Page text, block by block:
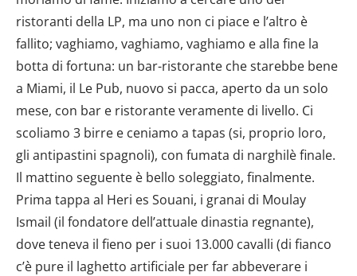
ristoranti della LP, ma uno non ci piace e l’altro è
fallito; vaghiamo, vaghiamo, vaghiamo e alla fine la
botta di fortuna: un bar-ristorante che starebbe bene
a Miami, il Le Pub, nuovo si pacca, aperto da un solo
mese, con bar e ristorante veramente di livello. Ci
scoliamo 3 birre e ceniamo a tapas (si, proprio loro,
gli antipastini spagnoli), con fumata di narghilè finale.
Il mattino seguente è bello soleggiato, finalmente.
Prima tappa al Heri es Souani, i granai di Moulay
Ismail (il fondatore dell’attuale dinastia regnante),
dove teneva il fieno per i suoi 13.000 cavalli (di fianco
c’è pure il laghetto artificiale per far abbeverare i